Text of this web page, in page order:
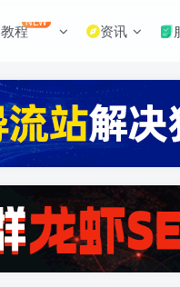
教程NEW 资讯